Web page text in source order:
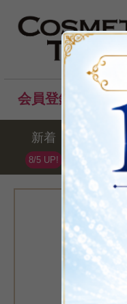
会員登録後のお
新着
8/5 UP!